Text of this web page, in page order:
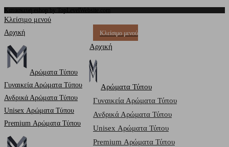
Κλείσιμο μενού
Αρχική
Αρώματα Τύπου
Γυναικεία Αρώματα Τύπου
Ανδρικά Αρώματα Τύπου
Unisex Αρώματα Τύπου
Premium Αρώματα Τύπου
Κλείσιμο μενού
Αρχική
Αρώματα Τύπου
Γυναικεία Αρώματα Τύπου
Ανδρικά Αρώματα Τύπου
Unisex Αρώματα Τύπου
Premium Αρώματα Τύπου